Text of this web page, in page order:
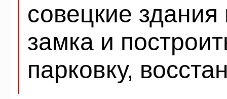
совецкие здания
замка и
парковку,